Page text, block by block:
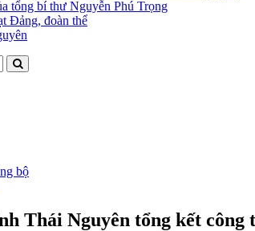
tổng bí thư Nguyễn Phú Trọng
Đảng, đoàn thể
bộ
Thái Nguyên tổng kết